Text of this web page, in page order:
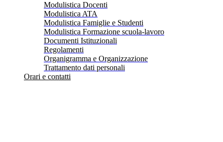
Modulistica Docenti
Modulistica ATA
Modulistica Famiglie e Studenti
Modulistica Formazione scuola-lavoro
Documenti Istituzionali
Regolamenti
Organigramma e Organizzazione
Trattamento dati personali
Orari e contatti